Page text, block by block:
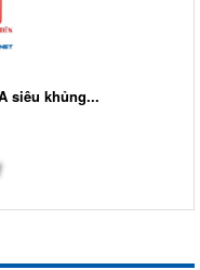
siêu khủng...